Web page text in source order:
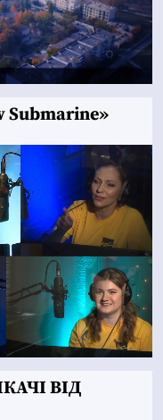
Submarine»
ВІД